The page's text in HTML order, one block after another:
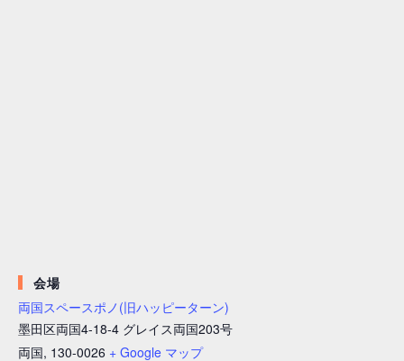
会場
両国スペースポノ(旧ハッピーターン)
墨田区両国4-18-4 グレイス両国203号
両国, 130-0026 + Google マップ